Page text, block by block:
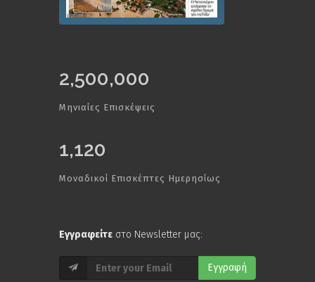
2,500,000
Μηνιαίες Επισκέψεις
1,120
Μοναδικοί Επισκέπτες Ημερησίως
Εγγραφείτε στο Newsletter μας:
Εγγραφή